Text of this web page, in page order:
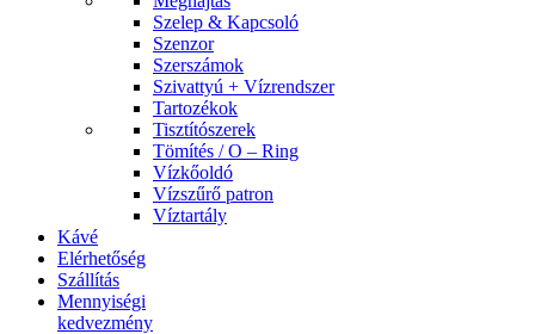
Szelep & Kapcsoló
Szenzor
Szerszámok
Szivattyú + Vízrendszer
Tartozékok
Tisztítószerek
Tömítés / O – Ring
Vízkőoldó
Vízszűrő patron
Víztartály
Kávé
Elérhetőség
Szállítás
Mennyiségi
kedvezmény